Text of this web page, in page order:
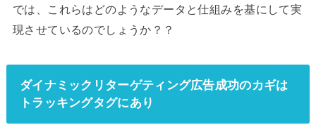
では、これらはどのようなデータと仕組みを基にして実
現させているのでしょうか？？
ダイナミックリターゲティング広告成功のカギは
トラッキングタグにあり